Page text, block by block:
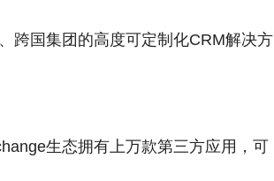
跨国集团的高度可定制化CRM解决方
生态拥有上万款第三方应用，可